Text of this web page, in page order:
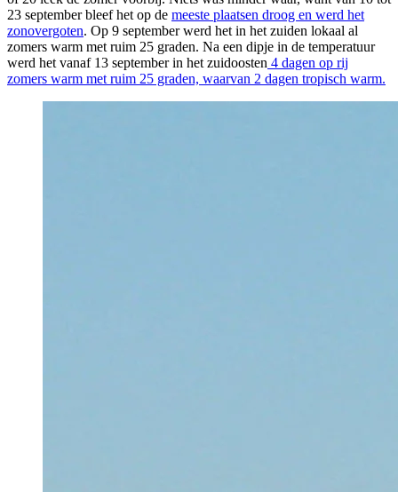
23 september bleef het op de meeste plaatsen droog en werd het
zonovergoten. Op 9 september werd het in het zuiden lokaal al
zomers warm met ruim 25 graden. Na een dipje in de temperatuur
werd het vanaf 13 september in het zuidoosten 4 dagen op rij
zomers warm met ruim 25 graden, waarvan 2 dagen tropisch warm.